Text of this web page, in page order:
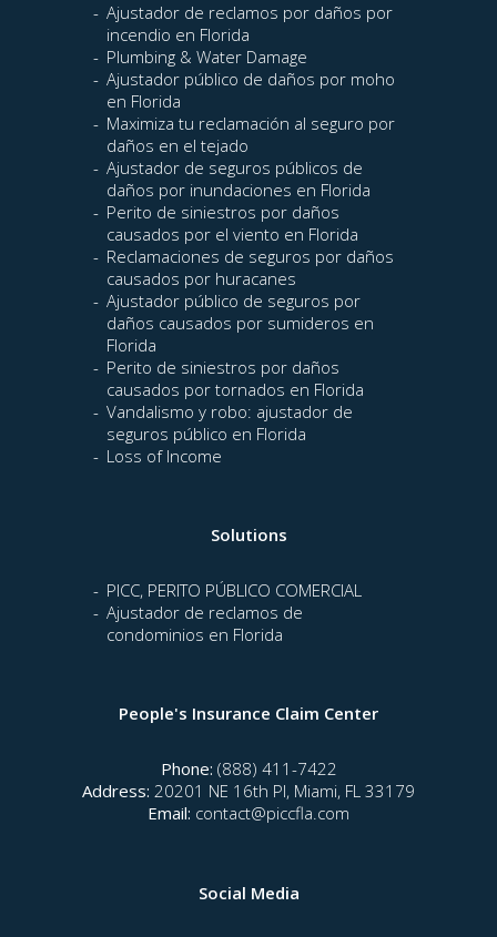
People's Insurance Claim Center
Phone: (888) 411-7422
Address: 20201 NE 16th Pl, Miami, FL 33179
Email: contact@piccfla.com
Ajustador de reclamos por daños por
incendio en Florida
Plumbing & Water Damage
Ajustador público de daños por moho
en Florida
Maximiza tu reclamación al seguro por
daños en el tejado
Ajustador de seguros públicos de
daños por inundaciones en Florida
Perito de siniestros por daños
causados por el viento en Florida
Reclamaciones de seguros por daños
causados por huracanes
Ajustador público de seguros por
daños causados por sumideros en
Florida
Perito de siniestros por daños
causados por tornados en Florida
Vandalismo y robo: ajustador de
seguros público en Florida
Loss of Income
Solutions
PICC, PERITO PÚBLICO COMERCIAL
Ajustador de reclamos de
condominios en Florida
Social Media